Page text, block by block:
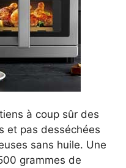
à coup sûr des
et pas desséchées
sans huile. Une
grammes de